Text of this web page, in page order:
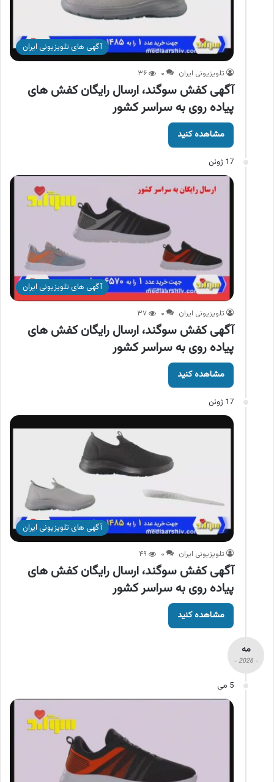
آگهی های تلویزیونی ایران
تلویزیونی ایران ۰ ۳۶
آگهی کفش سوگند، ارسال رایگان کفش های
پیاده روی به سراسر کشور
مشاهده کنید
17 ژوئن
آگهی های تلویزیونی ایران
تلویزیونی ایران ۰ ۳۷
آگهی کفش سوگند، ارسال رایگان کفش های
پیاده روی به سراسر کشور
مشاهده کنید
17 ژوئن
آگهی های تلویزیونی ایران
تلویزیونی ایران ۰ ۴۹
آگهی کفش سوگند، ارسال رایگان کفش های
پیاده روی به سراسر کشور
مشاهده کنید
مه
- 2026 -
5 می